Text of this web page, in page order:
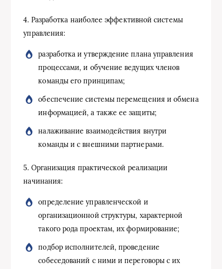
4. Разработка наиболее эффективной системы
управления:
разработка и утверждение плана управления
процессами, и обучение ведущих членов
команды его принципам;
обеспечение системы перемещения и обмена
информацией, а также ее защиты;
налаживание взаимодействия внутри
команды и с внешними партнерами.
5. Организация практической реализации
начинания:
определение управленческой и
организационной структуры, характерной
такого рода проектам, их формирование;
подбор исполнителей, проведение
собеседований с ними и переговоры с их